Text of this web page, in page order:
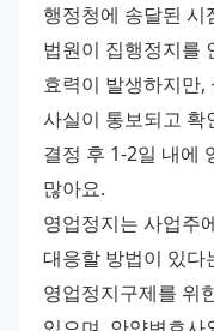
행정청에 송달된 시
법원이 집행정지를
효력이 발생하지만,
사실이 통보되고 확
결정 후 1-2일 내에
많아요.
영업정지는 사업주
대응할 방법이 있다
영업정지구제를 위